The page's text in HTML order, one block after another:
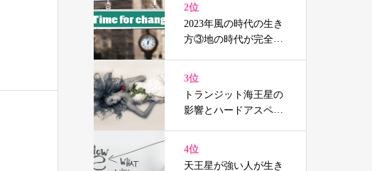
2位
2023年風の時代の生き
方③地の時代が完全に
3位
トランジット海王星の
影響とハードアスペク
定事例付）
4位
天王星が強い人が生き